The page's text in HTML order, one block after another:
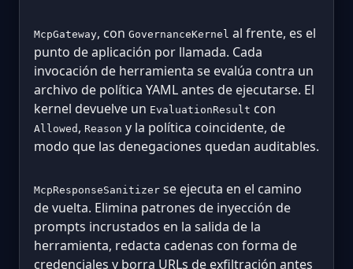
McpGateway, con GovernanceKernel al frente, es el
punto de aplicación por llamada. Cada
invocación de herramienta se evalúa contra un
archivo de política YAML antes de ejecutarse. El
kernel devuelve un EvaluationResult con
Allowed , Reason y la política coincidente, de
modo que las denegaciones quedan auditables.
McpResponseSanitizer se ejecuta en el camino
de vuelta. Elimina patrones de inyección de
prompts incrustados en la salida de la
herramienta, redacta cadenas con forma de
credenciales y borra URLs de exfiltración antes